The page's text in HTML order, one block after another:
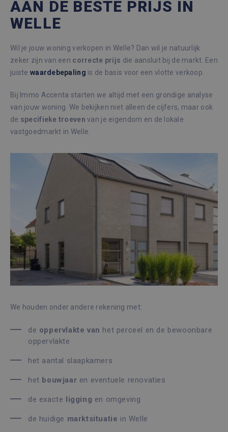
AAN DE BESTE PRIJS IN
WELLE
Wil je jouw woning verkopen in Welle? Dan wil je natuurlijk
zeker zijn van een correcte prijs die aansluit bij de markt. Een
juiste waardebepaling is de basis voor een vlotte verkoop.
Bij Immo Accenta starten we altijd met een grondige analyse
van jouw woning. We bekijken niet alleen de cijfers, maar ook
de specifieke troeven van je eigendom en de lokale
vastgoedmarkt in Welle.
We houden onder andere rekening met:
de oppervlakte van het perceel en de bewoonbare
oppervlakte
het aantal slaapkamers
het bouwjaar en eventuele renovaties
de exacte ligging en omgeving
de huidige marktsituatie in Welle